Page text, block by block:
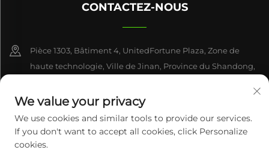
CONTACTEZ-NOUS
Pièce 1303, Bâtiment 4, UnitedFortune Plaza, Zone de
haute technologie, Ville de Jinan, Province du Shandong,
+86-17863846870
[email protected]
We value your privacy
We use cookies and similar tools to provide our services.
If you don't want to accept all cookies, click Personalize
cookies.